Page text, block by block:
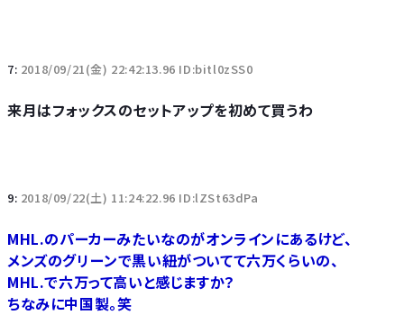
7: 2018/09/21(金) 22:42:13.96 ID:bitl0zSS0
来月はフォックスのセットアップを初めて買うわ
9: 2018/09/22(土) 11:24:22.96 ID:lZSt63dPa
MHL.のパーカーみたいなのがオンラインにあるけど、
メンズのグリーンで黒い紐がついてて六万くらいの、
MHL.で六万って高いと感じますか？
ちなみに中国製。笑